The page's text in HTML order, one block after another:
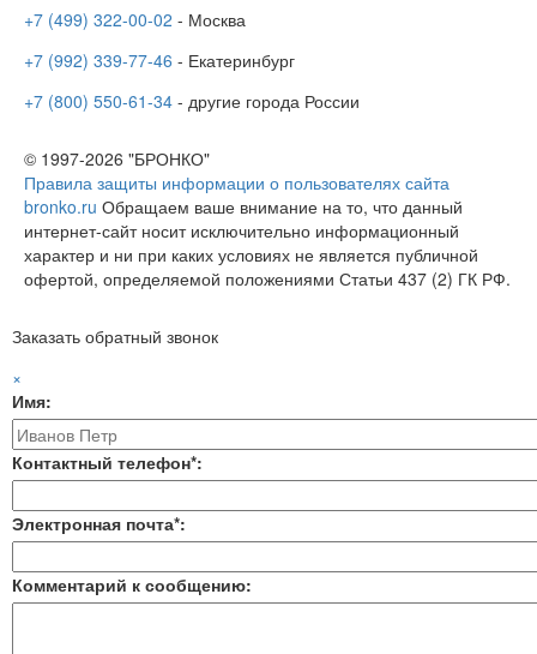
+7 (499) 322-00-02 - Москва
+7 (992) 339-77-46 - Екатеринбург
+7 (800) 550-61-34 - другие города России
© 1997-2026 "БРОНКО"
Правила защиты информации о пользователях сайта
bronko.ru Обращаем ваше внимание на то, что данный
интернет-сайт носит исключительно информационный
характер и ни при каких условиях не является публичной
офертой, определяемой положениями Статьи 437 (2) ГК РФ.
Заказать обратный звонок
×
Имя:
Контактный телефон*:
Электронная почта*:
Комментарий к сообщению: